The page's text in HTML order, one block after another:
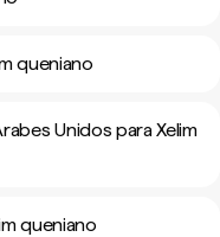
queniano
Unidos para Xelim
queniano